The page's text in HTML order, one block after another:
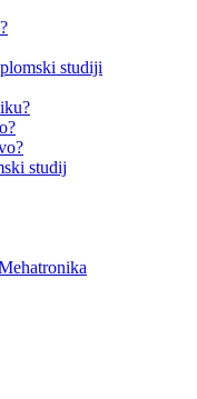
studiji
studij